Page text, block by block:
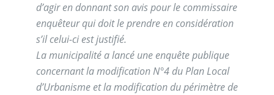
d’agir en donnant son avis pour le commissaire
enquêteur qui doit le prendre en considération
s’il celui-ci est justifié.
La municipalité a lancé une enquête publique
concernant la modification N°4 du Plan Local
d’Urbanisme et la modification du périmètre de